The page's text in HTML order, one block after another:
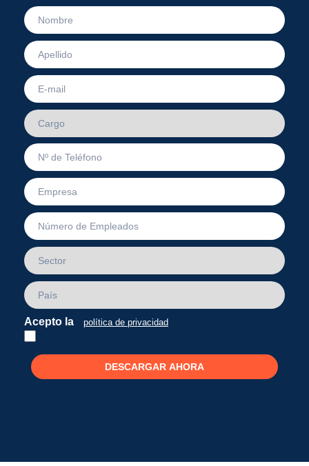
Acepto la política de privacidad
DESCARGAR AHORA